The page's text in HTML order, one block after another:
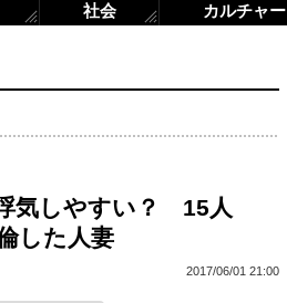
気しやすい？ 15人
した人妻
2017/06/01 21:00
社会 カルチャー